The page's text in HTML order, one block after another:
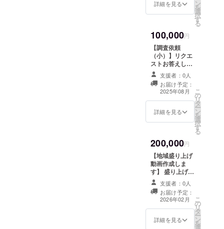
支援よろしくお
載せる予定のお
名前を備考欄に
ご記入お願いし
ます（文字は20
文字以内でよろ
しくお願いしま
す） （期間は
2025 8/1~2026
1/31までの全て
の動画です）
詳細を見る ン
を
選
択
す
る
100,000円
【調査依頼
（小）】リクエ
ストお答えしま
す これから行く
県限定でリクエ
ストにお答えし
ます そして結果
のレビュー報告
は現地の映像と
※経費がかかる場
所の場合はご負
担よろしくお願
いします 場所は
クラウドファン
ディング受付終
了後の県からに
なります、大体
の予想では島
根、広島以降の
県からになると
思います スケ
支援者：0人
お届け予定：
2025年08月
詳細を見る
こ
の
リ
タ
ー
ン
を
選
択
す
る
200,000円
【地域盛り上げ
動画作成しま
す】 盛り上げた
い県や地域、街
の動画をお作り
します まだ知ら
れていないけ
ど、素晴らしい
場所、景色、文
支援者：0人
お届け予定：
2026年02月
詳細を見る
こ
の
リ
タ
ー
ン
を